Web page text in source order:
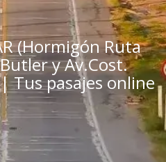
(Hormigón Ruta
y Av.Cost.
Tus pasajes online